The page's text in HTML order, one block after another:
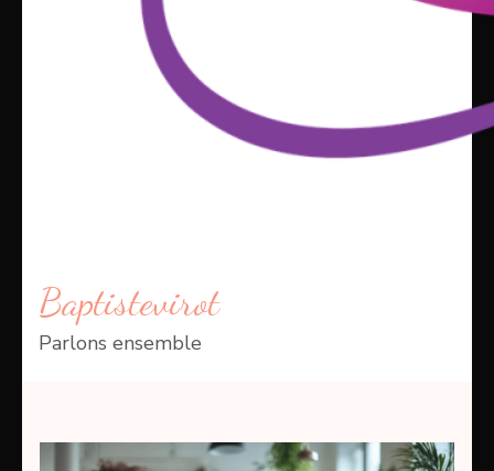
Baptistevirot
Parlons ensemble